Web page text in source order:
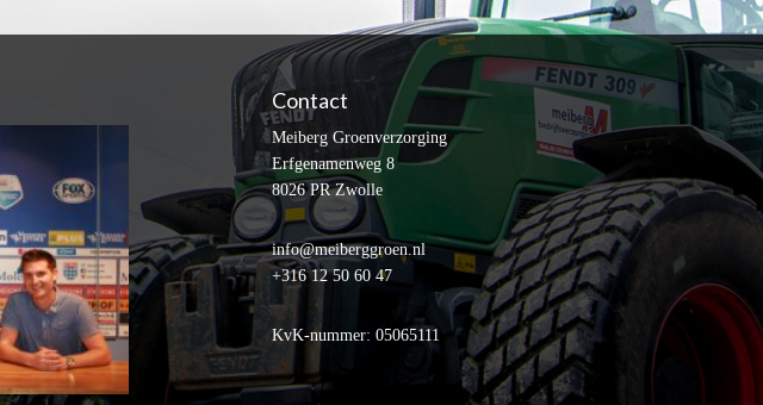
Contact
Meiberg Groenverzorging
Erfgenamenweg 8
8026 PR Zwolle
info@meiberggroen.nl
+316 12 50 60 47
KvK-nummer: 05065111